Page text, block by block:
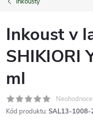
Inkoust v
SHIKIORI
ml
Kód produktu: SAL13-1008-